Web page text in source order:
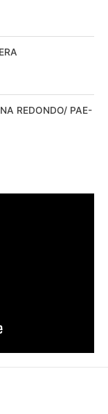
REDONDO/ PAE-